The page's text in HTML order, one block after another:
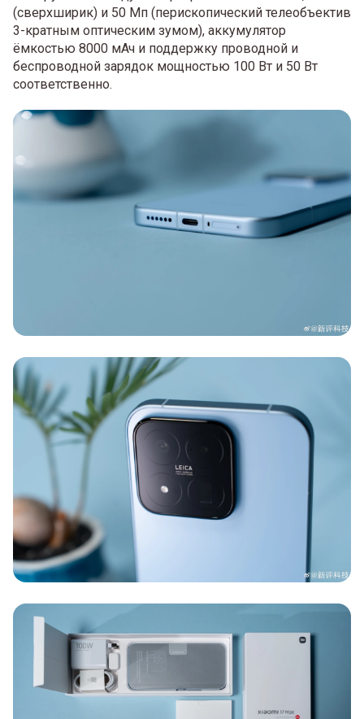
(сверхширик) и 50 Мп (перископический телеобъектив
3-кратным оптическим зумом), аккумулятор
ёмкостью 8000 мАч и поддержку проводной и
беспроводной зарядок мощностью 100 Вт и 50 Вт
соответственно.